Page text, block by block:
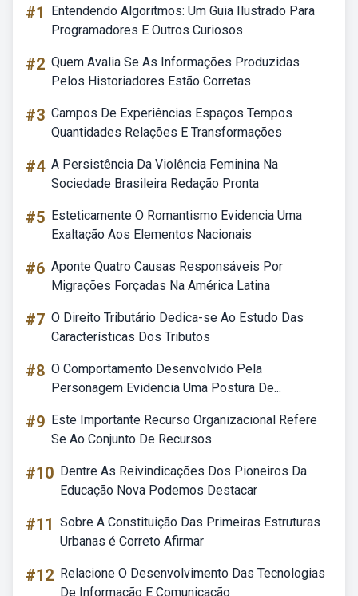
#1
Entendendo Algoritmos: Um Guia Ilustrado Para
Programadores E Outros Curiosos
#2 Quem Avalia Se As Informações Produzidas
Pelos Historiadores Estão Corretas
#3 Campos De Experiências Espaços Tempos
Quantidades Relações E Transformações
#4 A Persistência Da Violência Feminina Na
Sociedade Brasileira Redação Pronta
#5 Esteticamente O Romantismo Evidencia Uma
Exaltação Aos Elementos Nacionais
#6 Aponte Quatro Causas Responsáveis Por
Migrações Forçadas Na América Latina
#7 O Direito Tributário Dedica-se Ao Estudo Das
Características Dos Tributos
#8 O Comportamento Desenvolvido Pela
Personagem Evidencia Uma Postura De...
#9 Este Importante Recurso Organizacional Refere
Se Ao Conjunto De Recursos
#10 Dentre As Reivindicações Dos Pioneiros Da
Educação Nova Podemos Destacar
#11 Sobre A Constituição Das Primeiras Estruturas
Urbanas é Correto Afirmar
#12 Relacione O Desenvolvimento Das Tecnologias
De Informação E Comunicação